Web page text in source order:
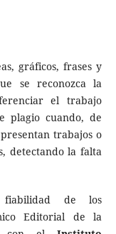
gráficos, frases y
se reconozca la
el trabajo
plagio cuando, de
trabajos o
detectando la falta
de los
Editorial de la